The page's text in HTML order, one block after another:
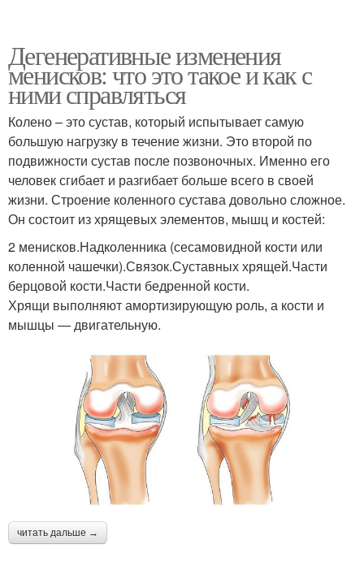
Дегенеративные изменения
менисков: что это такое и как с
ними справляться
Колено – это сустав, который испытывает самую
большую нагрузку в течение жизни. Это второй по
подвижности сустав после позвоночных. Именно его
человек сгибает и разгибает больше всего в своей
жизни. Строение коленного сустава довольно сложное.
Он состоит из хрящевых элементов, мышц и костей:
2 менисков.Надколенника (сесамовидной кости или
коленной чашечки).Связок.Суставных хрящей.Части
берцовой кости.Части бедренной кости.
Хрящи выполняют амортизирующую роль, а кости и
мышцы — двигательную.
читать дальше →